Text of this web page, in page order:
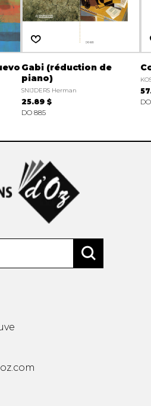
Gabi (réduction de
piano)
SNIJDERS Herman
25.89 $
DO 885